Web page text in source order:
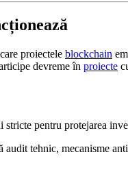
proiectele blockchain
devreme în proiecte
stricte pentru protejarea
tehnic, mecanisme